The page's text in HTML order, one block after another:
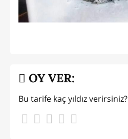
OY VER:
Bu tarife kaç yıldız verirsiniz?